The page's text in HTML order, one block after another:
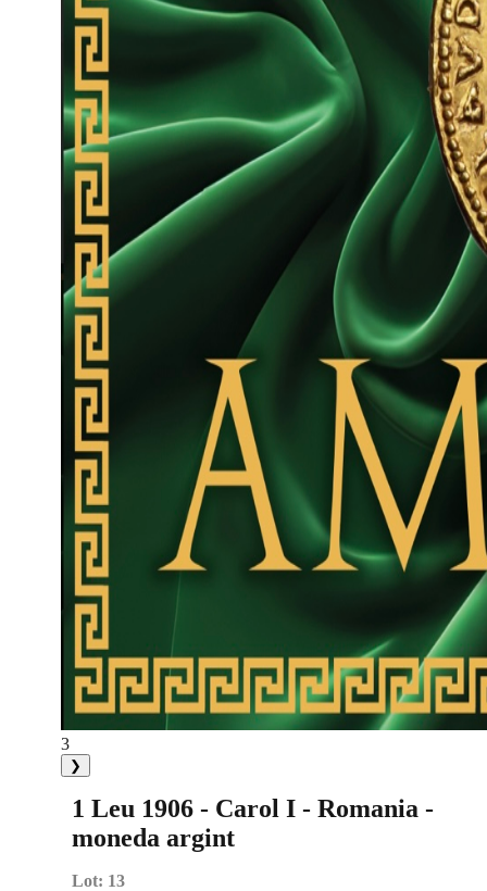
3
❯
1 Leu 1906 - Carol I - Romania -
moneda argint
Lot: 13